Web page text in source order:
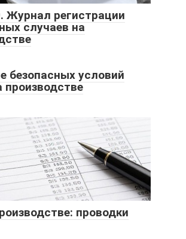
Журнал регистрации
случаев на
безопасных условий
производстве
проводки